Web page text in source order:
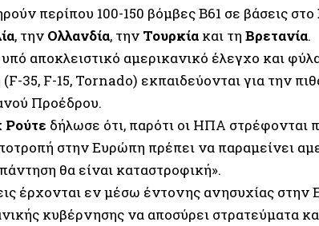
περίπου 100-150 βόμβες B61 σε βάσεις στο
, την Ολλανδία, την Τουρκία και τη Βρετανία.
αποκλειστικό αμερικανικό έλεγχο και
35, F-15, Tornado) εκπαιδεύονται για την
Προέδρου.
δήλωσε ότι, παρότι οι ΗΠΑ στρέφονται
στην Ευρώπη πρέπει να παραμείνει
θα είναι καταστροφική».
έρχονται εν μέσω έντονης ανησυχίας στην
κυβέρνησης να αποσύρει στρατεύματα